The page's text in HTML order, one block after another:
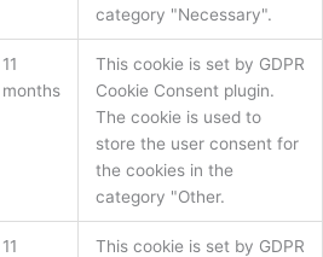
category "Necessary".
11
months
This cookie is set by GDPR
Cookie Consent plugin.
The cookie is used to
store the user consent for
the cookies in the
category "Other.
11
This cookie is set by GDPR